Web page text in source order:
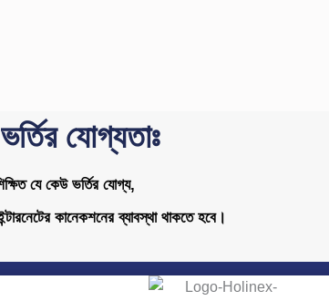
যোগ্যতাঃ
যে কেউ ভর্তির যোগ্য,
কানেকশনের ব্যাবস্থা থাকতে হবে।